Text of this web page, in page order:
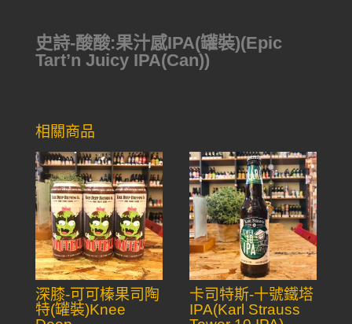
史詩-酸酸:果汁感IPA(罐裝)(Epic
Tart’n Juicy IPA(Can))
相關商品
深膝-可可榛果司陶
特(罐裝)Knee
卡司特斯-十號鐵塔
IPA(Karl Strauss